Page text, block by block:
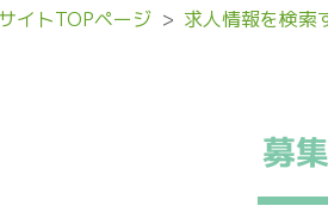
イトTOPページ 求人情報を検索
募